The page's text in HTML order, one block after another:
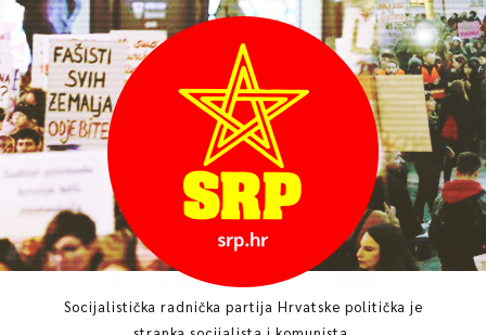
Skip
to
content
Socijalistička radnička partija Hrvatske politička je